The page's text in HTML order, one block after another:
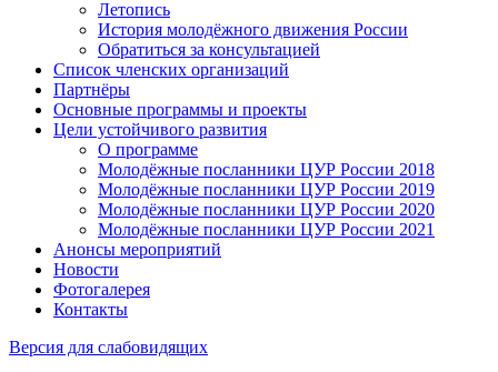
Летопись
История молодёжного движения России
Обратиться за консультацией
Список членских организаций
Партнёры
Основные программы и проекты
Цели устойчивого развития
О программе
Молодёжные посланники ЦУР России 2018
Молодёжные посланники ЦУР России 2019
Молодёжные посланники ЦУР России 2020
Молодёжные посланники ЦУР России 2021
Анонсы мероприятий
Новости
Фотогалерея
Контакты
Версия для слабовидящих